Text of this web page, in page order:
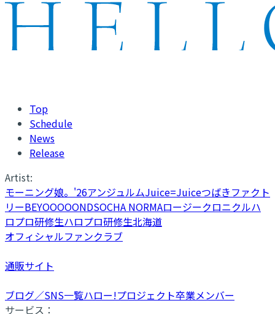
Top
Schedule
News
Release
Artist:
モーニング娘。'26アンジュルムJuice=Juiceつばきファクト
リーBEYOOOOONDSOCHA NORMAロージークロニクルハ
ロプロ研修生ハロプロ研修生北海道
オフィシャルファンクラブ
通販サイト
ブログ／SNS一覧ハロー!プロジェクト卒業メンバー
サービス：